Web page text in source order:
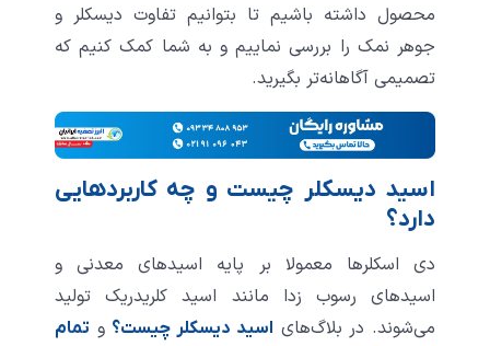
محصول داشته باشیم تا بتوانیم تفاوت‌ دیسکلر و
جوهر نمک را بررسی نماییم و به شما کمک کنیم که
تصمیمی آگاهانه‌تر بگیرید.
اسید دیسکلر چیست و چه کاربردهایی
دارد؟
دی اسکلرها معمولا بر پایه اسیدهای معدنی و
اسیدهای رسوب زدا مانند اسید کلریدریک تولید
می‌شوند. در بلاگ‌های اسید دیسکلر چیست؟ و تمام